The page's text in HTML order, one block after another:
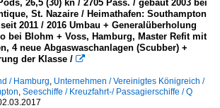
26,5 (30) kn / 2705 Pass. / gebaut 2003 bei
St. Nazaire / Heimathafen: Southampton
2011 / 2016 Umbau + Generalüberholung
bei Blohm + Voss, Hamburg, Master Refit mit
4 neue Abgaswaschanlagen (Scubber) +
der Klasse / 
/ Hamburg, Unternehmen / Vereinigtes Königreich /
, Seeschiffe / Kreuzfahrt-/ Passagierschiffe / Q